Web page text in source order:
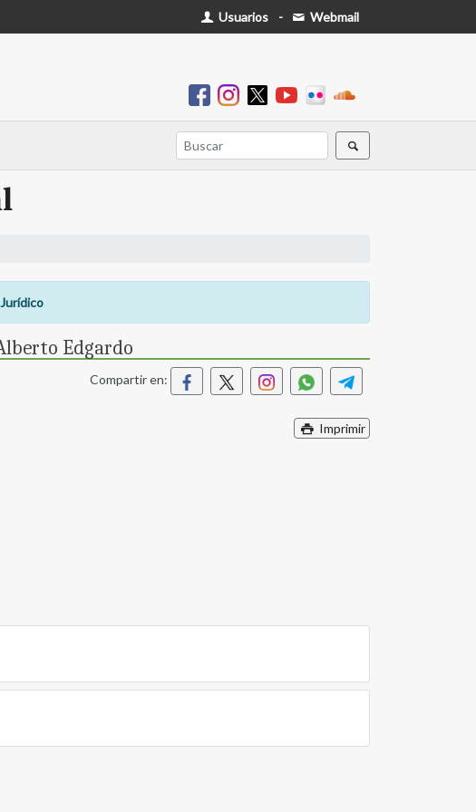
Usuarios - Webmail
Edgardo
Compartir en:
Imprimir